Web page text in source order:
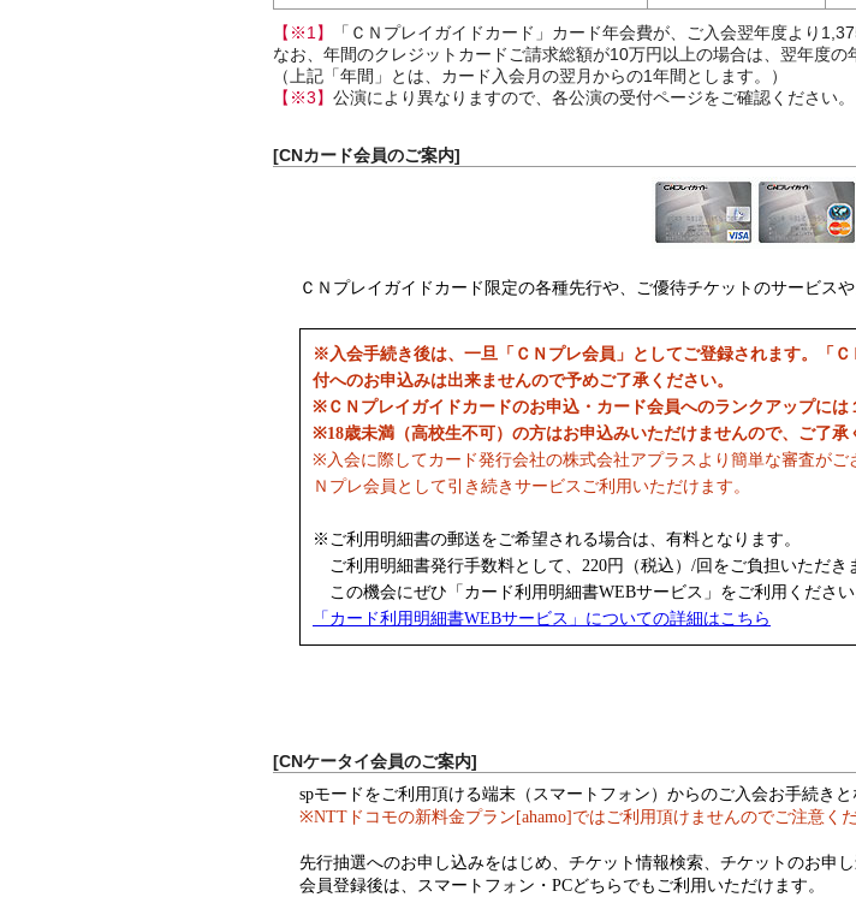
【※1】
「ＣＮプレイガイドカード」カード年会費が、ご入会翌年度より
なお、年間のクレジットカードご請求総額が10万円以上の場合は、翌年度の
（上記「年間」とは、カード入会月の翌月からの1年間とします。）
【※3】 公演により異なりますので、各公演の受付ページをご確認ください。
[CNカード会員のご案内]
ＣＮプレイガイドカード限定の各種先行や、ご優待チケットのサービス
※入会手続き後は、一旦「ＣＮプレ会員」としてご登録されます。「
付へのお申込みは出来ませんので予めご了承ください。
※ＣＮプレイガイドカードのお申込・カード会員へのランクアップには
※18歳未満（高校生不可）の方はお申込みいただけませんので、ご了承
※入会に際してカード発行会社の株式会社アプラスより簡単な審査が
Ｎプレ会員として引き続きサービスご利用いただけます。
※ご利用明細書の郵送をご希望される場合は、有料となります。
ご利用明細書発行手数料として、220円（税込）/回をご負担いただき
この機会にぜひ「カード利用明細書WEBサービス」をご利用ください
「カード利用明細書WEBサービス」についての詳細はこちら
[CNケータイ会員のご案内]
spモードをご利用頂ける端末（スマートフォン）からのご入会お手続きと
※NTTドコモの新料金プラン[ahamo]ではご利用頂けませんのでご注意くだ
先行抽選へのお申し込みをはじめ、チケット情報検索、チケットのお申し
会員登録後は、スマートフォン・PCどちらでもご利用いただけます。